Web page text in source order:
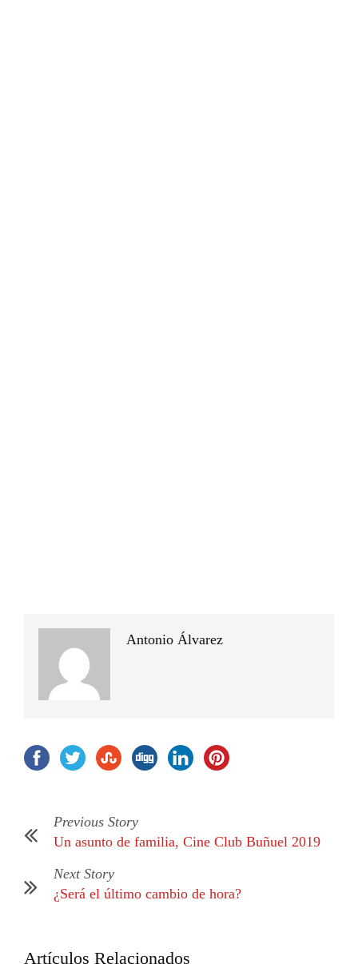
Antonio Álvarez
Previous Story
Un asunto de familia, Cine Club Buñuel 2019
Next Story
¿Será el último cambio de hora?
Artículos Relacionados